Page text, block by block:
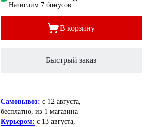
Начислим 7 бонусов
В корзину
Быстрый заказ
Самовывоз: c 12 августа,
бесплатно , из 1 магазина
Курьером: c 13 августа,